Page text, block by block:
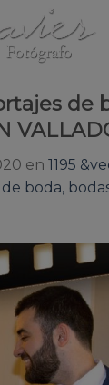
de
en 1195
boda,